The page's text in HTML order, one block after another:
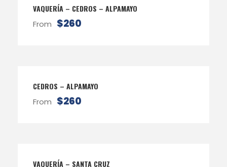
VAQUERÍA – CEDROS – ALPAMAYO
From $260
CEDROS – ALPAMAYO
From $260
VAQUERÍA – SANTA CRUZ